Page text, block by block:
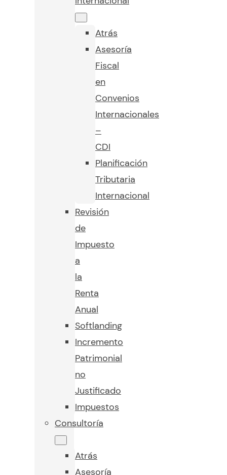
Atrás
Asesoría
Fiscal
en
Convenios
Internacionales
–
CDI
Planificación
Tributaria
Internacional
Revisión
de
Impuesto
a
la
Renta
Anual
Softlanding
Incremento
Patrimonial
no
Justificado
Impuestos
Consultoría
Atrás
Asesoría